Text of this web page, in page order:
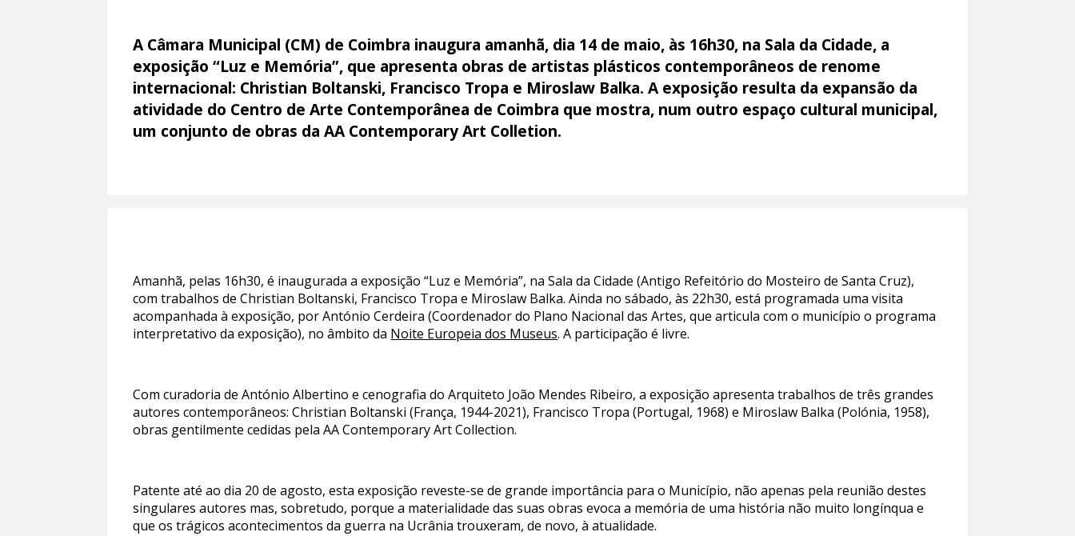
A Câmara Municipal (CM) de Coimbra inaugura amanhã, dia 14 de maio, às 16h30, na Sala da Cidade, a
exposição “Luz e Memória”, que apresenta obras de artistas plásticos contemporâneos de renome
internacional: Christian Boltanski, Francisco Tropa e Miroslaw Balka. A exposição resulta da expansão da
atividade do Centro de Arte Contemporânea de Coimbra que mostra, num outro espaço cultural municipal,
um conjunto de obras da AA Contemporary Art Colletion.
Amanhã, pelas 16h30, é inaugurada a exposição “Luz e Memória”, na Sala da Cidade (Antigo Refeitório do Mosteiro de Santa Cruz),
com trabalhos de Christian Boltanski, Francisco Tropa e Miroslaw Balka. Ainda no sábado, às 22h30, está programada uma visita
acompanhada à exposição, por António Cerdeira (Coordenador do Plano Nacional das Artes, que articula com o município o programa
interpretativo da exposição), no âmbito da Noite Europeia dos Museus. A participação é livre.
Com curadoria de António Albertino e cenografia do Arquiteto João Mendes Ribeiro, a exposição apresenta trabalhos de três grandes
autores contemporâneos: Christian Boltanski (França, 1944-2021), Francisco Tropa (Portugal, 1968) e Miroslaw Balka (Polónia, 1958),
obras gentilmente cedidas pela AA Contemporary Art Collection.
Patente até ao dia 20 de agosto, esta exposição reveste-se de grande importância para o Município, não apenas pela reunião destes
singulares autores mas, sobretudo, porque a materialidade das suas obras evoca a memória de uma história não muito longínqua e
que os trágicos acontecimentos da guerra na Ucrânia trouxeram, de novo, à atualidade.